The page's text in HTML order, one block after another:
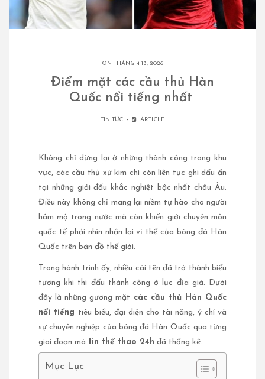
ON THÁNG 4 13, 2026
Điểm mặt các cầu thủ Hàn
Quốc nổi tiếng nhất
TIN TỨC ARTICLE
Không chỉ dừng lại ở những thành công trong khu
vực, các cầu thủ xứ kim chi còn liên tục ghi dấu ấn
tại những giải đấu khắc nghiệt bậc nhất châu Âu.
Điều này không chỉ mang lại niềm tự hào cho người
hâm mộ trong nước mà còn khiến giới chuyên môn
quốc tế phải nhìn nhận lại vị thế của bóng đá Hàn
Quốc trên bản đồ thế giới.
Trong hành trình ấy, nhiều cái tên đã trở thành biểu
tượng khi thi đấu thành công ở lục địa già. Dưới
đây là những gương mặt các cầu thủ Hàn Quốc
nổi tiếng tiêu biểu, đại diện cho tài năng, ý chí và
sự chuyên nghiệp của bóng đá Hàn Quốc qua từng
giai đoạn mà tin thể thao 24h đã thống kê.
Mục Lục